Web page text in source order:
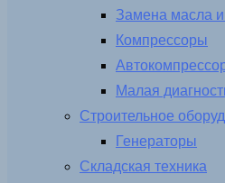
Замена масла
Компрессоры
Малая
Строительное
Генераторы
Складская техника